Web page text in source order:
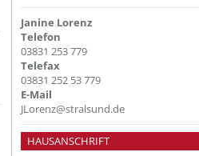
Janine Lorenz
Telefon
03831 253 779
Telefax
03831 252 53 779
E-Mail
JLorenz@stralsund.de
HAUSANSCHRIFT